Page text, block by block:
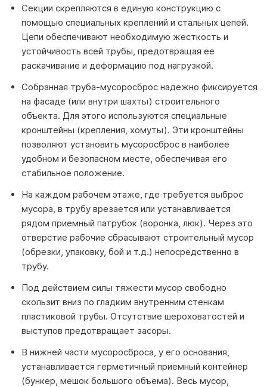
Секции скрепляются в единую конструкцию с
помощью специальных креплений и стальных цепей.
Цепи обеспечивают необходимую жесткость и
устойчивость всей трубы, предотвращая ее
раскачивание и деформацию под нагрузкой.
Собранная труба-мусоросброс надежно фиксируется
на фасаде (или внутри шахты) строительного
объекта. Для этого используются специальные
кронштейны (крепления, хомуты). Эти кронштейны
позволяют установить мусоросброс в наиболее
удобном и безопасном месте, обеспечивая его
стабильное положение.
На каждом рабочем этаже, где требуется выброс
мусора, в трубу врезается или устанавливается
рядом приемный патрубок (воронка, люк). Через это
отверстие рабочие сбрасывают строительный мусор
(обрезки, упаковку, бой и т.д.) непосредственно в
трубу.
Под действием силы тяжести мусор свободно
скользит вниз по гладким внутренним стенкам
пластиковой трубы. Отсутствие шероховатостей и
выступов предотвращает засоры.
В нижней части мусоросброса, у его основания,
устанавливается герметичный приемный контейнер
(бункер, мешок большого объема). Весь мусор,